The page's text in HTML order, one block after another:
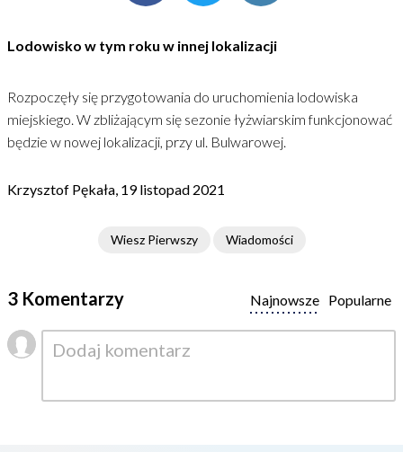
Lodowisko w tym roku w innej lokalizacji
Rozpoczęły się przygotowania do uruchomienia lodowiska
miejskiego. W zbliżającym się sezonie łyżwiarskim funkcjonować
będzie w nowej lokalizacji, przy ul. Bulwarowej.
Krzysztof Pękała, 19 listopad 2021
Wiesz Pierwszy Wiadomości
3 Komentarzy Popularne
Najnowsze